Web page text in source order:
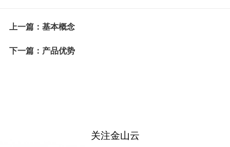
上一篇：基本概念
下一篇：产品优势
关注金山云